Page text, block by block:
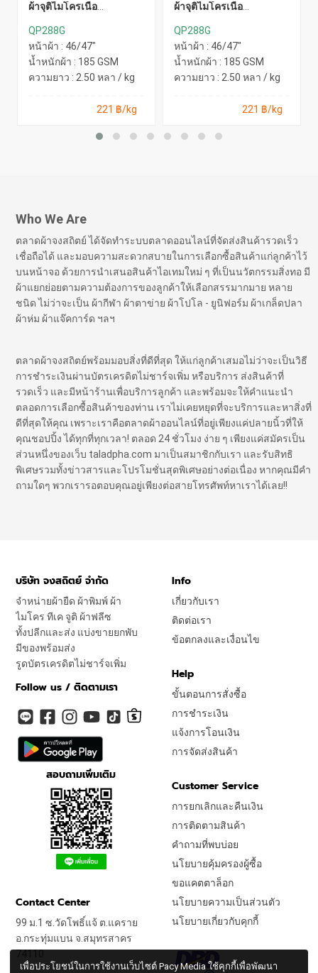
ผ้าจุติไมโครเนื้อ
QP288G
หน้าผ้า : 46/47"
น้ำหนักผ้า : 185 GSM
ความยาว : 2.50 หลา / kg
221 ฿/kg
ผ้าจุติไมโครเนื้อ
QP288G
หน้าผ้า : 46/47"
น้ำหนักผ้า : 185 GSM
ความยาว : 2.50 หลา / kg
221 ฿/kg
Who We Are
ตลาดผ้าจงสถิตย์ ได้จัดทำระบบตลาดออนไลน์ที่จัดส่งสินค้ารวดเร็ว
เชื่อถือได้ และมอบความสะดวกสบายในการเลือกซื้อสินค้าแก่ลูกค้าไว้
บนหน้าจอ ด้วยการนำเสนอสินค้าไอเทมใหม่ ๆ ที่เป็นนวัตกรรมสิ่งทอ มี
ผ้าแยกย่อยตามความต้องการของลูกค้าให้เลือกสรรมากมาย หลาย
ชนิด ไม่ว่าจะเป็น ผ้ากีฬา ผ้าตาข่าย ผ้าโปโล - ยูนิฟอร์ม ผ้าเกล็ดปลา
ผ้าห่ม ผ้าแจ๊คการ์ด ฯลฯ
ตลาดผ้าจงสถิตย์พร้อมมอบสิ่งที่ดีที่สุด ให้แก่ลูกค้าเสมอไม่ว่าจะเป็นวิธี
การชำระเงินผ่านบัตรเครดิตไม่ชาร์จเพิ่ม หรือบริการ ส่งสินค้าที่
รวดเร็ว และมีหน้าร้านเพื่อบริการลูกค้า และพร้อมจะให้คำแนะนำ
ตลอดการเลือกซื้อสินค้าของท่าน เราไม่เคยหยุดที่จะบริการและหาสิ่งที่
ดีที่สุดให้คุณ เพราะเราคือตลาดผ้าออนไลน์ที่อยู่เพียงแค่ปลายนิ้วที่ให้
คุณชอปปิ้ง ได้ทุกที่ทุกเวลา! ตลอด 24 ชั่วโมง ง่าย ๆ เพียงแค่สมัครเป็น
ส่วนหนึ่งของเว็บ taladpha.com มาเป็นสมาชิกกับเรา และรับสิทธิ
พิเศษรวมทั้งข่าวสารและโปรโมชั่นสุดพิเศษอย่างต่อเนื่อง หากคุณมีคำ
ถามใดๆ พวกเรารอตอบคุณอยู่เพียงต่อสายโทรศัพท์หาเราได้เลย!!
บริษัท จงสถิตย์ จำกัด
จำหน่ายผ้ายืด ผ้าพิมพ์ ผ้า
ไมโคร ทีเค จูติ ผ้าฟลีซ
ทั้งปลีกและส่ง แบ่งขายยกพับ
มีของพร้อมส่ง
รูดบัตรเครดิตไม่ชาร์จเพิ่ม
Follow us / ติดตามเรา
สอบถามเพิ่มเติม
Info
เกี่ยวกับเรา
ติดต่อเรา
ข้อตกลงและเงื่อนไข
Help
ขั้นตอนการสั่งซื้อ
การชำระเงิน
แจ้งการโอนเงิน
การจัดส่งสินค้า
Customer Service
การยกเลิกและคืนเงิน
การติดตามสินค้า
คำถามที่พบบ่อย
นโยบายคุ้มครองผู้ซื้อ
ขอแคตตาล็อก
นโยบายความเป็นส่วนตัว
นโยบายเกี่ยวกับคุกกี้
Contact Center
99 ม.1 ซ.วัดโพธิ์แจ้ ต.แคราย
อ.กระทุ่มแบน จ.สมุทรสาคร
เพื่อประโยชน์ในการใช้งานเว็บไซต์ Pacy Media ใช้คุกกี้เพื่อพัฒนา